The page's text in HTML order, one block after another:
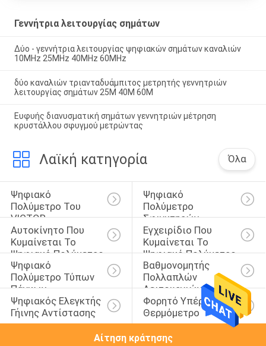
Γεννήτρια λειτουργίας σημάτων
Δύο - γεννήτρια λειτουργίας ψηφιακών σημάτων καναλιών
10MHz 25MHz 40MHz 60MHz
δύο καναλιών τριανταδυάμπιτος μετρητής γεννητριών
λειτουργίας σημάτων 25M 40M 60M
Ευφυής διανυσματική σημάτων γεννητριών μέτρηση
κρυστάλλου σφυγμού μετρώντας
Λαϊκή κατηγορία Όλα
Ψηφιακό
Πολύμετρο Του
VICTOR
Ψηφιακό
Πολύμετρο
Σφιγκτηρών
Αυτοκίνητο Που
Κυμαίνεται Το
Ψηφιακό Πολύμετρο
Εγχειρίδιο Που
Κυμαίνεται Το
Ψηφιακό Πολύμετρο
Ψηφιακό
Πολύμετρο Τύπων
Πάγκων
Βαθμονομητής
Πολλαπλών
Λειτουργιών
Ψηφιακός Ελεγκτής
Γήινης Αντίστασης
Φορητό Υπέρυθρο
Θερμόμετρο
Αίτηση κράτησης